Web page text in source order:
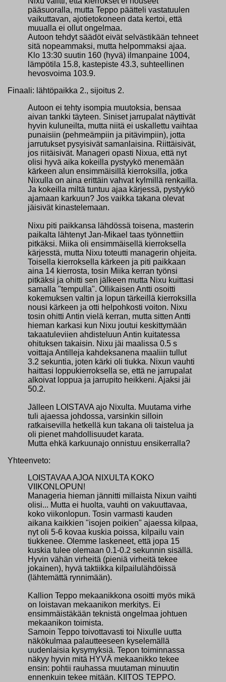
pääsuoralla, mutta Teppo päätteli vastatuulen
vaikuttavan, ajotietokoneen data kertoi, että
muualla ei ollut ongelmaa.
Autoon tehdyt säädöt eivät selvästikään tehneet
sitä nopeammaksi, mutta helpommaksi ajaa.
Klo 13:30 suutin 160 (hyvä) ilmanpaine 1004,
lämpötila 15.8, kastepiste 43.3, suhteellinen
hevosvoima 103.9.
Finaali: lähtöpaikka 2., sijoitus 2.
Autoon ei tehty isompia muutoksia, bensaa
aivan tankki täyteen. Siniset jarrupalat näyttivät
hyvin kuluneilta, mutta niitä ei uskallettu vaihtaa
punaisiin (pehmeämpiin ja pitävimpiin), jotta
jarrutukset pysyisivät samanlaisina. Riittäisivät,
jos riitäisivät. Manageri opasti Nixua, että nyt
olisi hyvä aika kokeilla pystyykö menemään
kärkeen alun ensimmäisillä kierroksilla, jotka
Nixulla on aina erittäin vahvat kylmillä renkailla.
Ja kokeilla miltä tuntuu ajaa kärjessä, pystyykö
ajamaan karkuun? Jos vaikka takana olevat
jäisivät kinastelemaan.
Nixu piti paikkansa lähdössä toisena, masterin
paikalta lähtenyt Jan-Mikael taas työnnettiin
pitkäksi. Miika oli ensimmäisellä kierroksella
kärjesstä, mutta Nixu toteutti managerin ohjeita.
Toisella kierroksella kärkeen ja piti paikkaan
aina 14 kierrosta, tosin Miika kerran työnsi
pitkäksi ja ohitti sen jälkeen mutta Nixu kuittasi
samalla "tempulla". Ollikaisen Antti osoitti
kokemuksen valtin ja lopun tärkeillä kierroksilla
nousi kärkeen ja otti helpohkosti voiton. Nixu
tosin ohitti Antin vielä kerran, mutta sitten Antti
hieman karkasi kun Nixu joutui keskittymään
takaatuleviien ahdisteluun Antin kuitatessa
ohituksen takaisin. Nixu jäi maalissa 0.5 s
voittaja Antilleja kahdeksanena maaliin tullut
3.2 sekuntia, joten kärki oli tiukka. Nixun vauhti
haittasi loppukierroksella se, että ne jarrupalat
alkoivat loppua ja jarrupito heikkeni. Ajaksi jäi
50.2.
Jälleen LOISTAVA ajo Nixulta. Muutama virhe
tuli ajaessa johdossa, varsinkin silloin
ratkaisevilla hetkellä kun takana oli taistelua ja
oli pienet mahdollisuudet karata.
Mutta ehkä karkuunajo onnistuu ensikerralla?
Yhteenveto:
LOISTAVAA AJOA NIXULTA KOKO
VIIKONLOPUN!
Manageria hieman jännitti millaista Nixun vaihti
olisi... Mutta ei huolta, vauhti on vakuuttavaa,
koko viikonlopun. Tosin varmasti kauden
aikana kaikkien "isojen poikien" ajaessa kilpaa,
nyt oli 5-6 kovaa kuskia poissa, kilpailu vain
tiukkenee. Olemme laskeneet, että jopa 15
kuskia tulee olemaan 0.1-0.2 sekunnin sisällä.
Hyvin vähän virheitä (pieniä virheitä tekee
jokainen), hyvä taktiikka kilpailulähdöissä
(lähtemättä rynnimään).
Kallion Teppo mekaanikkona osoitti myös mikä
on loistavan mekaanikon merkitys. Ei
ensimmäistäkään teknistä ongelmaa johtuen
mekaanikon toimista.
Samoin Teppo toivottavasti toi Nixulle uutta
näkökulmaa palautteeseen kyselemällä
uudenlaisia kysymyksiä. Tepon toiminnassa
näkyy hyvin mitä HYVÄ mekaanikko tekee
ensin: pohtii rauhassa muutaman minuutin
ennenkuin tekee mitään. KIITOS TEPPO.